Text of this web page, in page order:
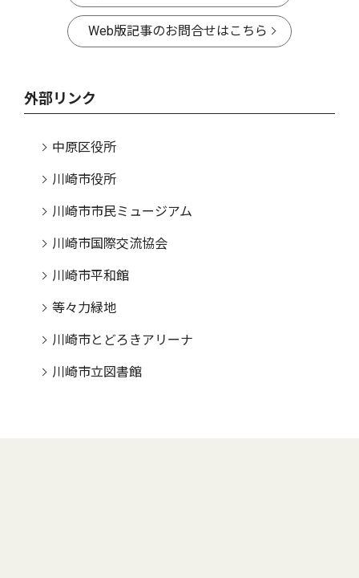
Web版記事のお問合せはこちら
外部リンク
中原区役所
川崎市役所
川崎市市民ミュージアム
川崎市国際交流協会
川崎市平和館
等々力緑地
川崎市とどろきアリーナ
川崎市立図書館